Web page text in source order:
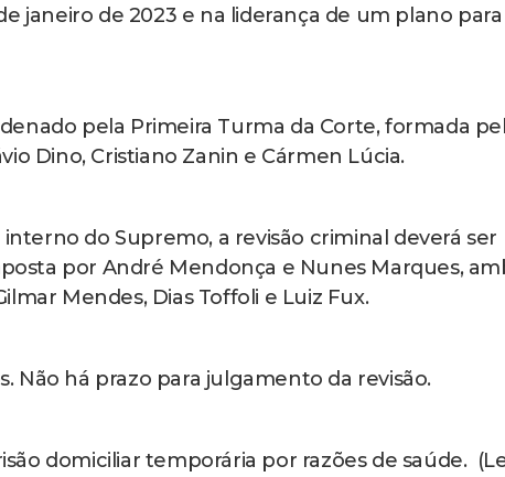
janeiro de 2023 e na liderança de um plano para
pela Primeira Turma da Corte, formada
Dino, Cristiano Zanin e Cármen Lúcia.
do Supremo, a revisão criminal deverá ser
por André Mendonça e Nunes Marques,
Mendes, Dias Toffoli e Luiz Fux.
Não há prazo para julgamento da revisão.
domiciliar temporária por razões de saúde.